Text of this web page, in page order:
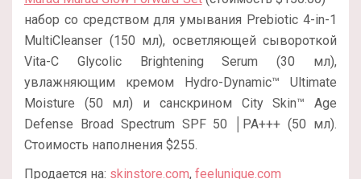
набор со средством для умывания Prebiotic 4-in-1
MultiCleanser (150 мл), осветляющей сывороткой
Vita-C Glycolic Brightening Serum (30 мл),
увлажняющим кремом Hydro-Dynamic™ Ultimate
Moisture (50 мл) и санскрином City Skin™ Age
Defense Broad Spectrum SPF 50 │PA+++ (50 мл).
Стоимость наполнения $255.
Продается на: skinstore.com, feelunique.com